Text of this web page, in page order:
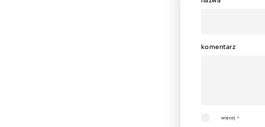
komentarz
więcej >